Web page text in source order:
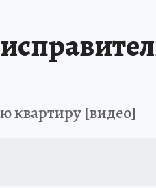
квартиру [видео]